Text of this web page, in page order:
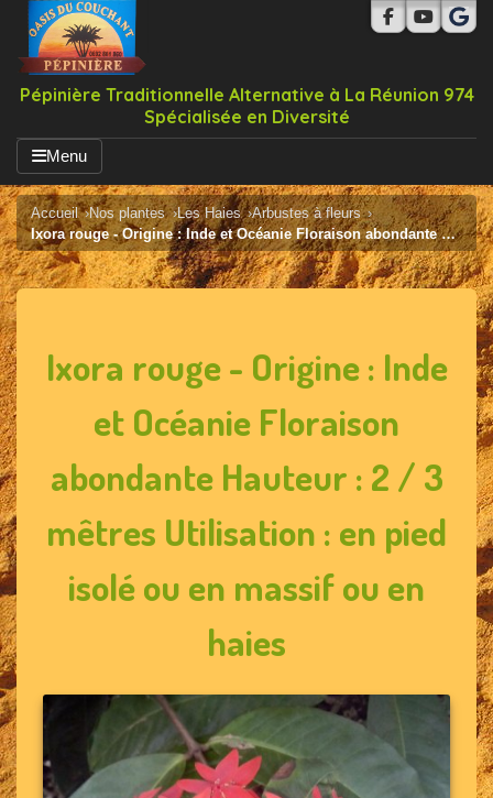
Pépinière Traditionnelle Alternative à La Réunion 974
Spécialisée en Diversité
Menu
Accueil Nos plantes Les Haies
Arbustes à fleurs
Ixora rouge - Origine : Inde et Océanie Floraison abondante Hauteur : 2 / 3 mêtres Utilisation : en pied isolé ou en massif ou en haies
Ixora rouge - Origine : Inde
et Océanie Floraison
abondante Hauteur : 2 / 3
mêtres Utilisation : en pied
isolé ou en massif ou en
haies